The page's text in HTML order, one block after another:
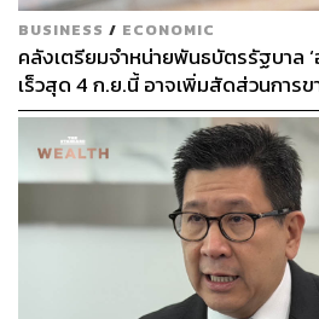
BUSINESS / ECONOMIC
คลังเตรียมจำหน่ายพันธบัตรรัฐบาล
เร็วสุด 4 ก.ย.นี้ อาจเพิ่มสัดส่วนการ
First มากขึ้น